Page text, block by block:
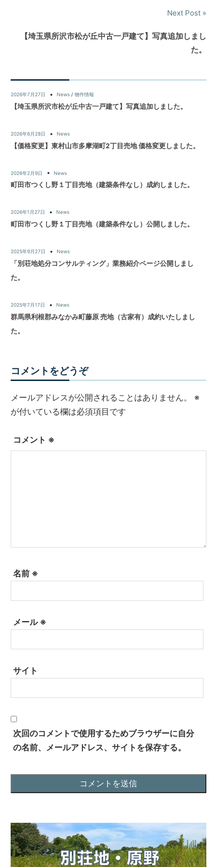
Next Post
【埼玉県所沢市松が丘中古一戸建て】写真追加しまし
た。
2026年7月27日 News/ 物件情報
【埼玉県所沢市松が丘中古一戸建て】写真追加しました。
2026年6月28日 News
【価格変更】東村山市多摩湖町2丁目売地 価格変更しました。
2026年2月9日 News
町田市つくし野１丁目売地（建築条件なし）成約しました。
2026年1月27日 News
町田市つくし野１丁目売地（建築条件なし）公開しました。
2025年9月27日 News
「別荘地処分コンサルティング」業務紹介ページ公開しまし
た。
2025年7月17日 News
群馬県利根郡みなかみ町藤原 売地（古家有）成約いたしまし
た。
コメントをどうぞ
メールアドレスが公開されることはありません。
※
が付いている欄は必須項目です
コメント ※
名前 ※
メール ※
サイト
次回のコメントで使用するためブラウザーに自分
の名前、メールアドレス、サイトを保存する。